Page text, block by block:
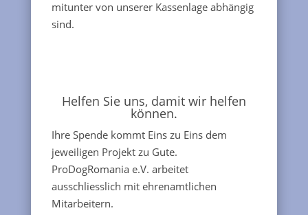
mitunter von unserer Kassenlage abhängig
sind.
Helfen Sie uns, damit wir helfen
können.
Ihre Spende kommt Eins zu Eins dem
jeweiligen Projekt zu Gute.
ProDogRomania e.V. arbeitet
ausschliesslich mit ehrenamtlichen
Mitarbeitern.